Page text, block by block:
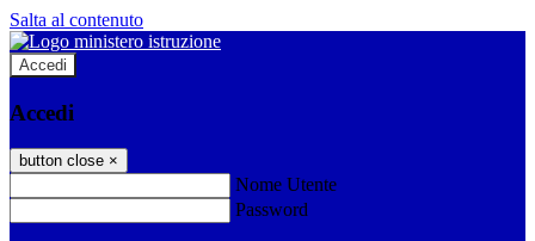
Salta al contenuto
Accedi
Accedi
button close ×
Nome Utente
Password